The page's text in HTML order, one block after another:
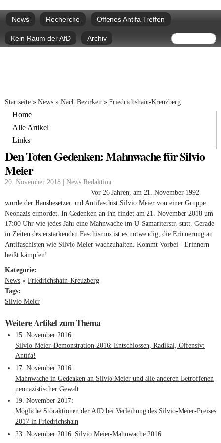
zum
Hauptmenü
News Recherche Offenes Antifa Treffen
Kein Raum der AfD Archiv Suche
Sie sind hier
Startseite » News » Nach Bezirken » Friedrichshain-Kreuzberg
Home
Alle Artikel
Links
Den Toten Gedenken: Mahnwache für Silvio
Meier
20. November 2018 | News Redaktion
Vor 26 Jahren, am 21. November 1992
wurde der Hausbesetzer und Antifaschist Silvio Meier von einer Gruppe
Neonazis ermordet. In Gedenken an ihn findet am 21. November 2018 um
17:00 Uhr wie jedes Jahr eine Mahnwache im U-Samariterstr. statt. Gerade
in Zeiten des erstarkenden Faschismus ist es notwendig, die Erinnerung an
Antifaschisten wie Silvio Meier wachzuhalten. Kommt Vorbei - Erinnern
heißt kämpfen!
Kategorie:
News » Friedrichshain-Kreuzberg
Tags:
Silvio Meier
Weitere Artikel zum Thema
15. November 2016
Silvio-Meier-Demonstration 2016: Entschlossen, Radikal, Offensiv:
Antifa!
17. November 2016
Mahnwache in Gedenken an Silvio Meier und alle anderen Betroffenen
neonazistischer Gewalt
19. November 2017
Mögliche Störaktionen der AfD bei Verleihung des Silvio-Meier-Preises
2017 in Friedrichshain
23. November 2016 Silvio Meier-Mahnwache 2016